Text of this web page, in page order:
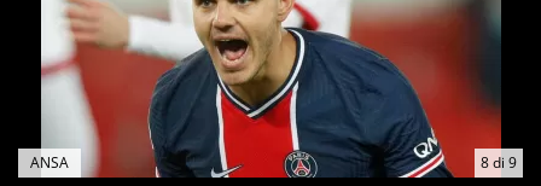
8di 9
ANSA